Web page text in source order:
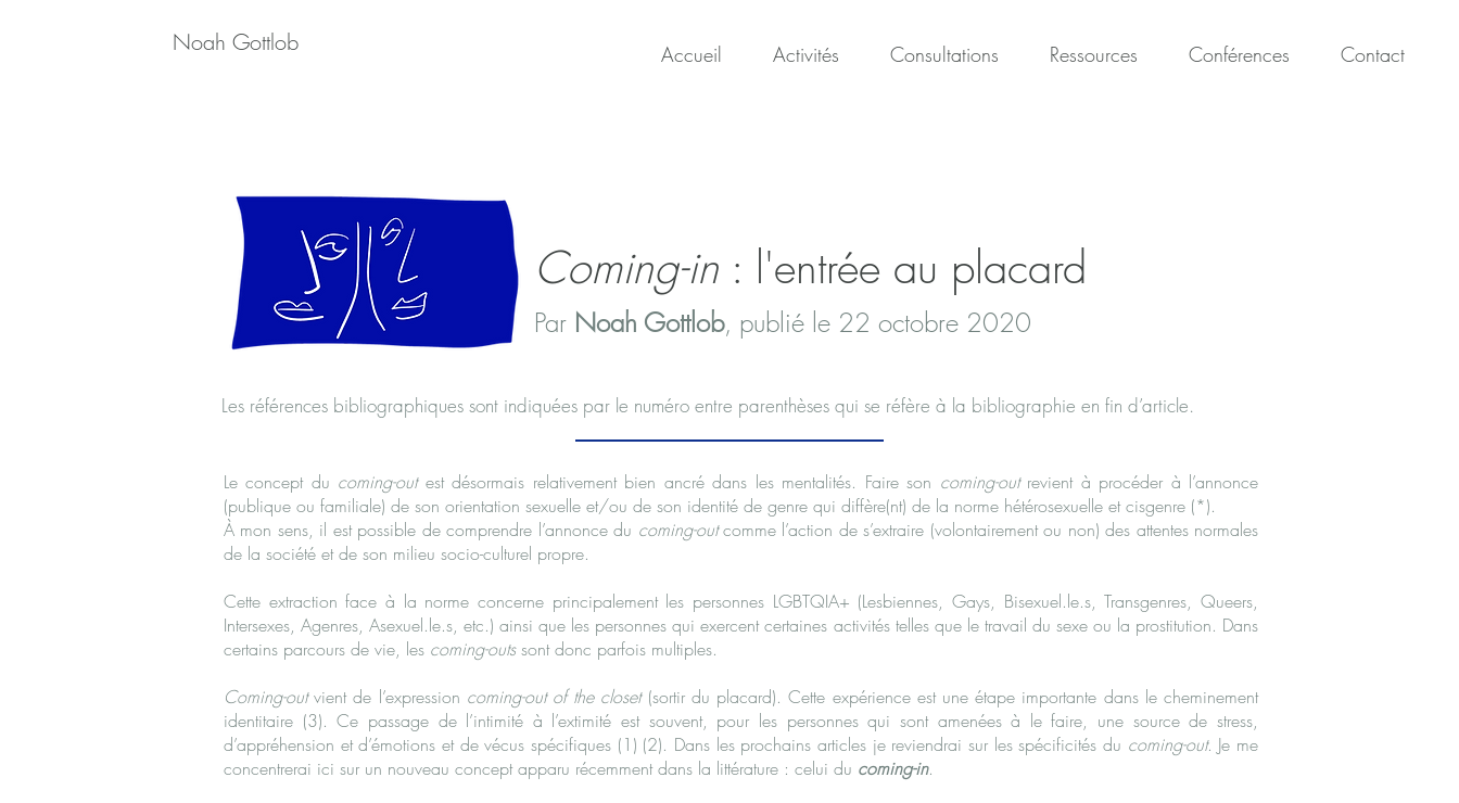
Noah Gottlob Accueil Activités Consultations Ressources Conférences Contact
Coming-in : l'entrée au placard
Par Noah Gottlob, publié le 22 octobre 2020
Les références bibliographiques sont indiquées par le numéro entre parenthèses qui se réfère à la bibliographie en fin d’article.
Le concept du coming-outest désormais relativement bien ancré dans les mentalités. Faire son coming-outrevient à procéder à l’annonce
(publique ou familiale) de son orientation sexuelle et/ou de son identité de genre qui diffère(nt) de la norme hétérosexuelle et cisgenre (*).
À mon sens, il est possible de comprendre l’annonce du coming-outcomme l’action de s’extraire (volontairement ou non) des attentes normales
de la société et de son milieu socio-culturel propre.
Cette extraction face à la norme concerne principalement les personnes LGBTQIA+ (Lesbiennes, Gays, Bisexuel.le.s, Transgenres, Queers,
Intersexes, Agenres, Asexuel.le.s, etc.) ainsi que les personnes qui exercent certaines activités telles que le travail du sexe ou la prostitution. Dans
certains parcours de vie, les coming-outssont donc parfois multiples.
Coming-outvient de l’expression coming-out of the closet(sortir du placard). Cette expérience est une étape importante dans le cheminement
identitaire (3). Ce passage de l’intimité à l’extimité est souvent, pour les personnes qui sont amenées à le faire, une source de stress,
d’appréhension et d’émotions et de vécus spécifiques (1) (2). Dans les prochains articles je reviendrai sur les spécificités du coming-out. Je me
concentrerai ici sur un nouveau concept apparu récemment dans la littérature : celui du coming-in.